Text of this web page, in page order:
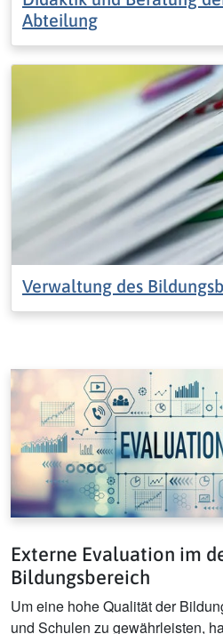
Abteilung
Verwaltung des
Externe Evaluation im
Bildungsbereich
Um eine hohe Qualität der
und Schulen zu gewährleisten,